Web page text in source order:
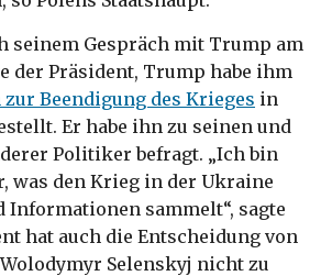
seinem Gespräch mit Trump am
der Präsident, Trump habe ihm
zur Beendigung des Krieges in
Er habe ihn zu seinen und
Politiker befragt. „Ich bin
was den Krieg in der Ukraine
Informationen sammelt“, sagte
hat auch die Entscheidung von
Selenskyj nicht zu